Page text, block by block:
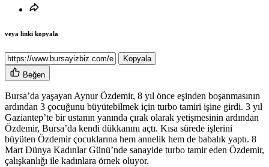
veya linki kopyala
Kopyala
Beğen
Bursa’da yaşayan Aynur Özdemir, 8 yıl önce eşinden boşanmasının
ardından 3 çocuğunu büyütebilmek için turbo tamiri işine girdi. 3 yıl
Gaziantep’te bir ustanın yanında çırak olarak yetişmesinin ardından
Özdemir, Bursa’da kendi dükkanını açtı. Kısa sürede işlerini
büyüten Özdemir çocuklarına hem annelik hem de babalık yaptı. 8
Mart Dünya Kadınlar Günü’nde sanayide turbo tamir eden Özdemir,
çalışkanlığı ile kadınlara örnek oluyor.